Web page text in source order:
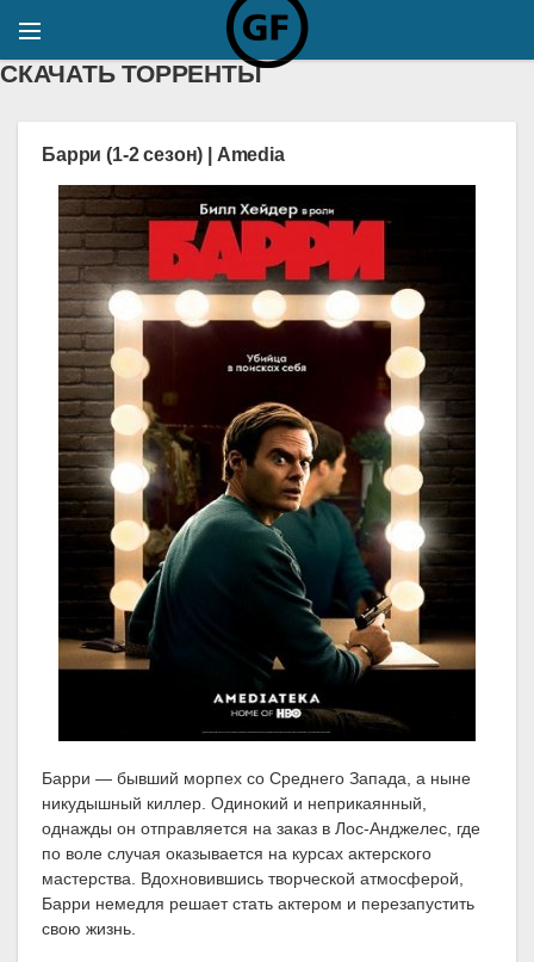
СКАЧАТЬ ТОРРЕНТЫ
Барри (1-2 сезон) | Amedia
Барри — бывший морпех со Среднего Запада, а ныне
никудышный киллер. Одинокий и неприкаянный,
однажды он отправляется на заказ в Лос-Анджелес, где
по воле случая оказывается на курсах актерского
мастерства. Вдохновившись творческой атмосферой,
Барри немедля решает стать актером и перезапустить
свою жизнь.